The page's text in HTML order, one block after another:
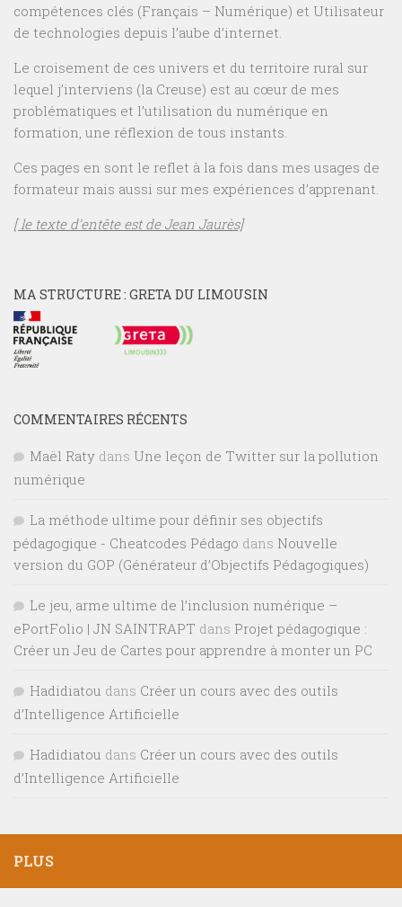
compétences clés (Français – Numérique) et Utilisateur
de technologies depuis l’aube d’internet.
Le croisement de ces univers et du territoire rural sur
lequel j’interviens (la Creuse) est au cœur de mes
problématiques et l’utilisation du numérique en
formation, une réflexion de tous instants.
Ces pages en sont le reflet à la fois dans mes usages de
formateur mais aussi sur mes expériences d’apprenant.
[ le texte d’entête est de Jean Jaurès]
MA STRUCTURE : GRETA DU LIMOUSIN
COMMENTAIRES RÉCENTS
Maël Raty dans Une leçon de Twitter sur la pollution
numérique
La méthode ultime pour définir ses objectifs
pédagogique - Cheatcodes Pédago dans Nouvelle
version du GOP (Générateur d’Objectifs Pédagogiques)
Le jeu, arme ultime de l’inclusion numérique –
ePortFolio | JN SAINTRAPT dans Projet pédagogique :
Créer un Jeu de Cartes pour apprendre à monter un PC
Hadidiatou dans Créer un cours avec des outils
d’Intelligence Artificielle
Hadidiatou dans Créer un cours avec des outils
d’Intelligence Artificielle
PLUS